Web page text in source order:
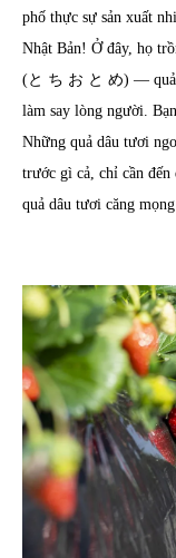
phố thực sự sản xuất
Nhật Bản! Ở đây, họ
(と ち お と め) ― quả
làm say lòng người.
Những quả dâu tươi
trước gì cả, chỉ cần đến
quả dâu tươi căng